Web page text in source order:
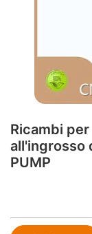
Ricambi
all'ingrosso
PUMP